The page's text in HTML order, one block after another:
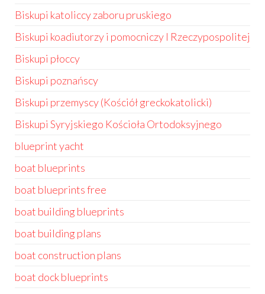
Biskupi katoliccy zaboru pruskiego
Biskupi koadiutorzy i pomocniczy I Rzeczypospolitej
Biskupi płoccy
Biskupi poznańscy
Biskupi przemyscy (Kościół greckokatolicki)
Biskupi Syryjskiego Kościoła Ortodoksyjnego
blueprint yacht
boat blueprints
boat blueprints free
boat building blueprints
boat building plans
boat construction plans
boat dock blueprints